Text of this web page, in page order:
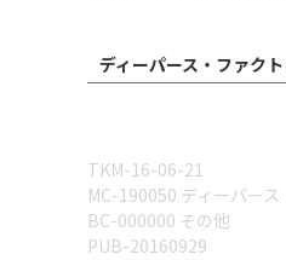
ディーパース・ファク
TKM-16-06-21
MC-190050 ディーパー
BC-000000 その他
PUB-20160929